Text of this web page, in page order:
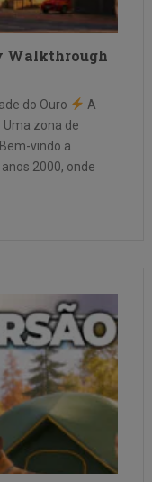
Walkthrough
do Ouro
A
Uma zona de
vindo a
2000, onde
sombras …